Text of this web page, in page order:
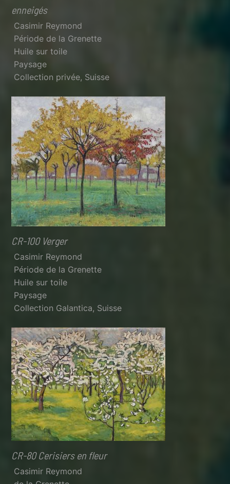
enneigés
Casimir Reymond
Période de la Grenette
Huile sur toile
Paysage
Collection privée, Suisse
CR-100 Verger
Casimir Reymond
Période de la Grenette
Huile sur toile
Paysage
Collection Galantica, Suisse
CR-80 Cerisiers en fleur
Casimir Reymond